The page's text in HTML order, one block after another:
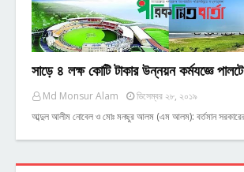
সাড়ে ৪ লক্ষ কোটি টাকার উন্নয়ন কর্মযজ্ঞে পালটে
Md Monsur Alam
ডিসেম্বর ২৮, ২০১৯
আব্দুল আলীম নোবেল ও মোঃ মনছুর আলম (এম আলম): বর্তমান সরকারের